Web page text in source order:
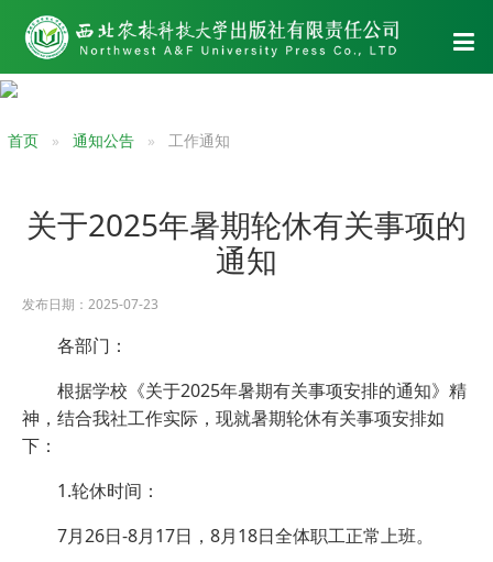
首页 通知公告 工作通知
关于2025年暑期轮休有关事项的
通知
发布日期：2025-07-23
各部门：
根据学校《关于2025年暑期有关事项安排的通知》精
神，结合我社工作实际，现就暑期轮休有关事项安排如
下：
1.轮休时间：
7月26日-8月17日，8月18日全体职工正常上班。